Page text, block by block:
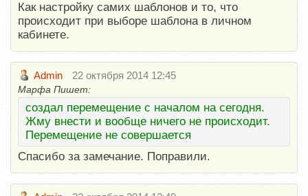
Как настройку самих шаблонов и то, что
происходит при выборе шаблона в личном
кабинете.
Admin 22 октября 2014 12:45
Марфа Пишет:
создал перемещение с началом на сегодня.
Жму внести и вообще ничего не происходит.
Перемещение не совершается
Спасибо за замечание. Поправили.